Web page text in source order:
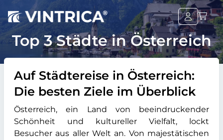
Top 3 Städte in Österreich
Auf Städtereise in Österreich:
Die besten Ziele im Überblick
Österreich, ein Land von beeindruckender
Schönheit und kultureller Vielfalt, lockt
Besucher aus aller Welt an. Von majestätischen